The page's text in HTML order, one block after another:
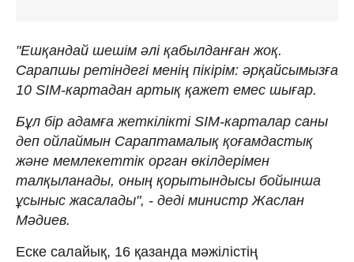
"Ешқандай шешім әлі қабылданған жоқ.
Сарапшы ретіндегі менің пікірім: әрқайсымызға
10 SIM-картадан артық қажет емес шығар.
Бұл бір адамға жеткілікті SIM-карталар саны
деп ойлаймын Сараптамалық қоғамдастық
және мемлекеттік орган өкілдерімен
талқыланады, оның қорытындысы бойынша
ұсыныс жасалады", - деді министр Жаслан
Мәдиев.
Еске салайық, 16 қазанда мәжілістің